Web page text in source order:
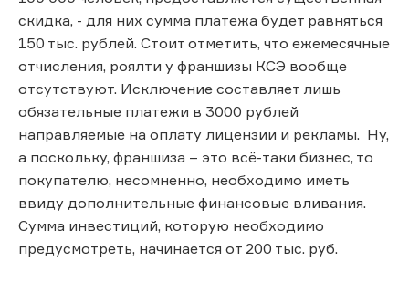
скидка, - для них сумма платежа будет равняться
150 тыс. рублей. Стоит отметить, что ежемесячные
отчисления, роялти у франшизы КСЭ вообще
отсутствуют. Исключение составляет лишь
обязательные платежи в 3000 рублей
направляемые на оплату лицензии и рекламы. Ну,
а поскольку, франшиза – это всё-таки бизнес, то
покупателю, несомненно, необходимо иметь
ввиду дополнительные финансовые вливания.
Сумма инвестиций, которую необходимо
предусмотреть, начинается от 200 тыс. руб.